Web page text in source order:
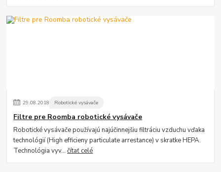
29.08.2018 Robotické vysávače
Filtre pre Roomba robotické vysávače
Robotické vysávače používajú najúčinnejšiu filtráciu vzduchu vďaka
technológií (High efficieny particulate arrestance) v skratke HEPA.
Technológia vyv...čítať celé